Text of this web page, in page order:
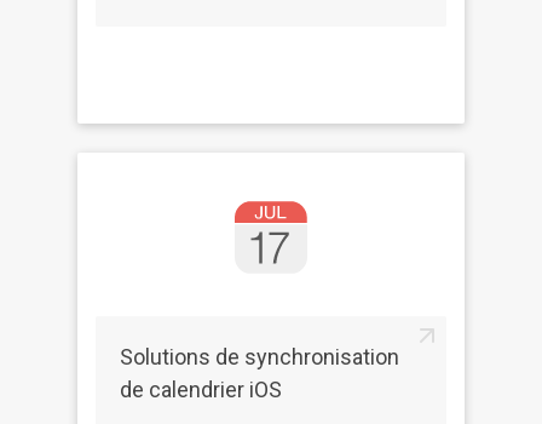
Solutions de synchronisation
de calendrier iOS